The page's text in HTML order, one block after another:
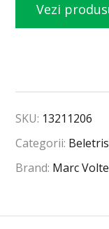
Vezi
SKU: 13211206
Categorii:
Brand: Marc